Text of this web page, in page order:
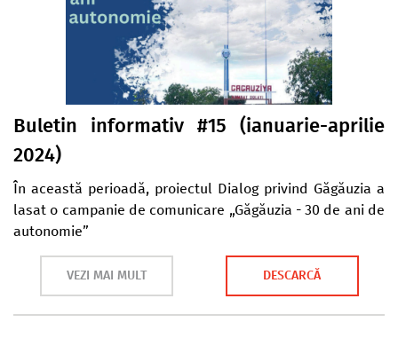
Buletin informativ #15 (ianuarie-aprilie
2024)
În această perioadă, proiectul Dialog privind Găgăuzia a
lasat o campanie de comunicare „Găgăuzia - 30 de ani de
autonomie”
VEZI MAI MULT DESCARCĂ